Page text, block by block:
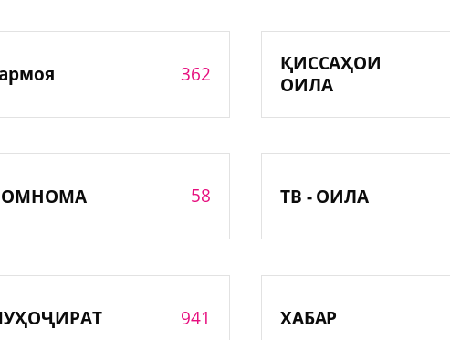
362
ҚИССАҲОИ
ОИЛА
58 ТВ - ОИЛА
941 ХАБАР